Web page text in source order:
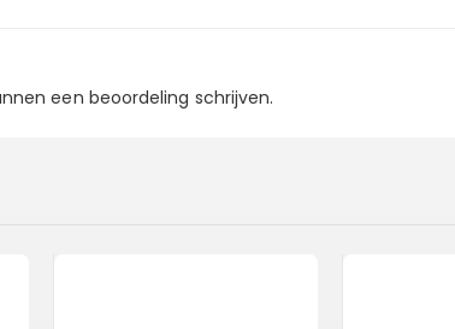
een beoordeling schrijven.